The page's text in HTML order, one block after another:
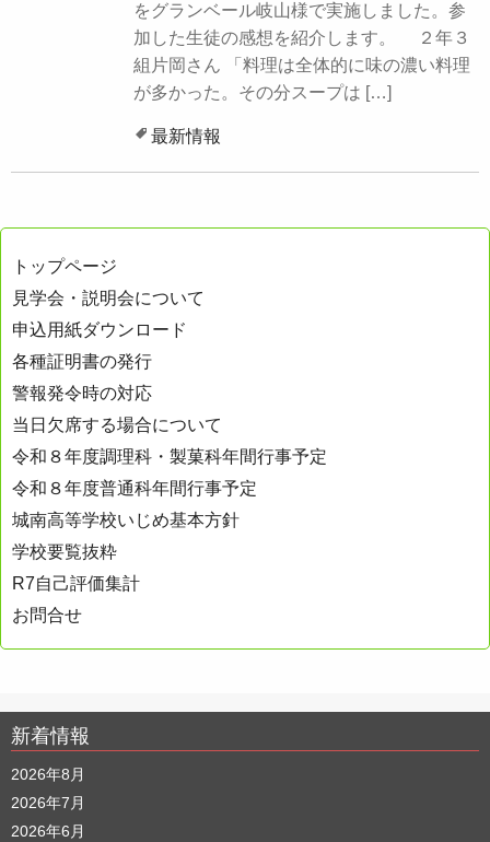
をグランベール岐山様で実施しました。参
加した生徒の感想を紹介します。 ２年３
組片岡さん 「料理は全体的に味の濃い料理
が多かった。その分スープは […]
最新情報
トップページ
見学会・説明会について
申込用紙ダウンロード
各種証明書の発行
警報発令時の対応
当日欠席する場合について
令和８年度調理科・製菓科年間行事予定
令和８年度普通科年間行事予定
城南高等学校いじめ基本方針
学校要覧抜粋
R7自己評価集計
お問合せ
新着情報
2026年8月
2026年7月
2026年6月